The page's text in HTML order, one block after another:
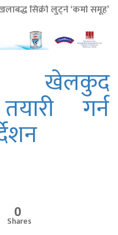
समूह’का नाइकेसहित पाँच
खेलकुद
गर्न
0
Shares